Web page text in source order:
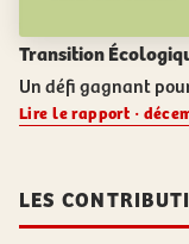
Transition
Un défi gagnant
Lire le rapport ·
LES